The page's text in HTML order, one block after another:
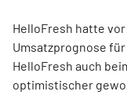
HelloFresh hatte
Umsatzprognose
HelloFresh auch
optimistischer